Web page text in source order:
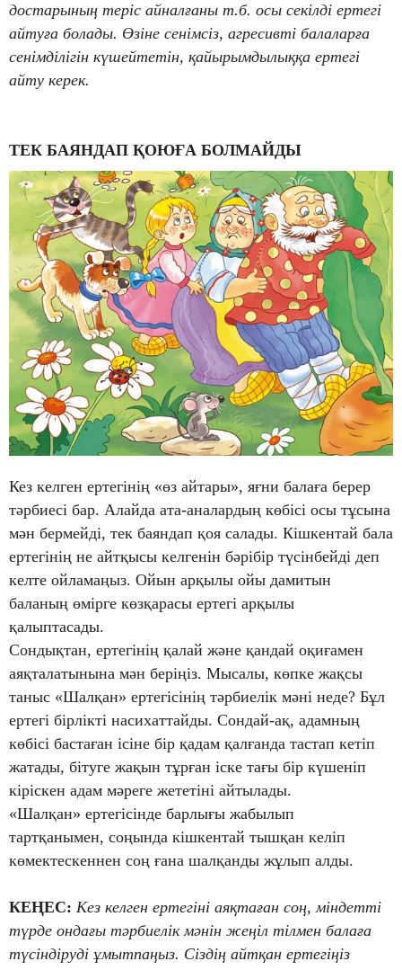
достарының теріс айналғаны т.б. осы секілді ертегі
айтуға болады. Өзіне сенімсіз, агресивті балаларға
сенімділігін күшейтетін, қайырымдылыққа ертегі
айту керек.
ТЕК БАЯНДАП ҚОЮҒА БОЛМАЙДЫ
Кез келген ертегінің «өз айтары», яғни балаға берер
тәрбиесі бар. Алайда ата-аналардың көбісі осы тұсына
мән бермейді, тек баяндап қоя салады. Кішкентай бала
ертегінің не айтқысы келгенін бәрібір түсінбейді деп
келте ойламаңыз. Ойын арқылы ойы дамитын
баланың өмірге көзқарасы ертегі арқылы
қалыптасады.
Сондықтан, ертегінің қалай және қандай оқиғамен
аяқталатынына мән беріңіз. Мысалы, көпке жақсы
таныс «Шалқан» ертегісінің тәрбиелік мәні неде? Бұл
ертегі бірлікті насихаттайды. Сондай-ақ, адамның
көбісі бастаған ісіне бір қадам қалғанда тастап кетіп
жатады, бітуге жақын тұрған іске тағы бір күшеніп
кіріскен адам мәреге жететіні айтылады.
«Шалқан» ертегісінде барлығы жабылып
тартқанымен, соңында кішкентай тышқан келіп
көмектескеннен соң ғана шалқанды жұлып алды.
КЕҢЕС: Кез келген ертегіні аяқтаған соң, міндетті
түрде ондағы тәрбиелік мәнін жеңіл тілмен балаға
түсіндіруді ұмытпаңыз. Сіздің айтқан ертегіңіз